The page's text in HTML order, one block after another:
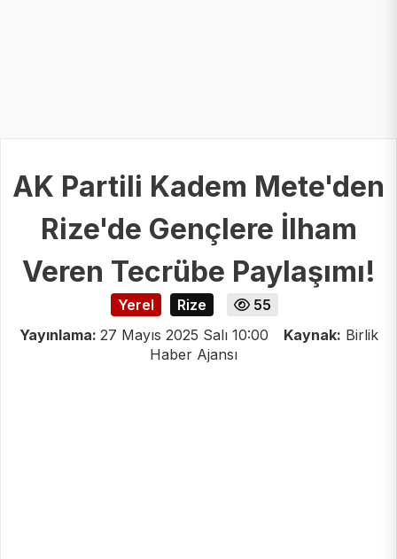
AK Partili Kadem Mete'den
Rize'de Gençlere İlham
Veren Tecrübe Paylaşımı!
Yerel Rize
55
Yayınlama: 27 Mayıs 2025 Salı 10:00 Kaynak: Birlik
Haber Ajansı